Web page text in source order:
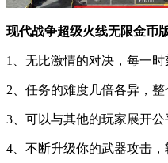
现代战争超级火线无限金币
1、无比激情的对决，每一
2、任务的难度几倍各异，
3、可以与其他的玩家展开公
4、不断升级你的武器攻击，